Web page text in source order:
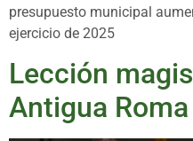
presupuesto municipal
ejercicio de 2025
Lección
Antigua